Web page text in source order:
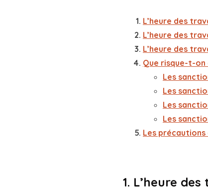
Les
Les
Les
Les
Les
1. L’heure
les heures pour les